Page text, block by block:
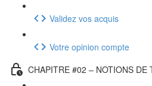
Validez vos acquis
Votre opinion compte
CHAPITRE #02 – NOTIONS DE